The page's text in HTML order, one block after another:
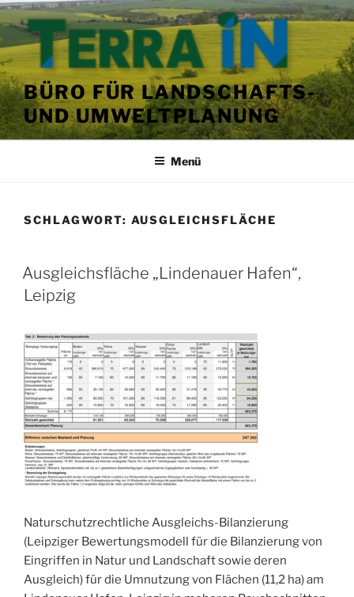
Zum
Inhalt
springen
BÜRO FÜR LANDSCHAFTS-
UND UMWELTPLANUNG
Menü
SCHLAGWORT: AUSGLEICHSFLÄCHE
VERÖFFENTLICHT
AM
Ausgleichsfläche „Lindenauer Hafen“,
Leipzig
Naturschutzrechtliche Ausgleichs-Bilanzierung
(Leipziger Bewertungsmodell für die Bilanzierung von
Eingriffen in Natur und Landschaft sowie deren
Ausgleich) für die Umnutzung von Flächen (11,2 ha) am